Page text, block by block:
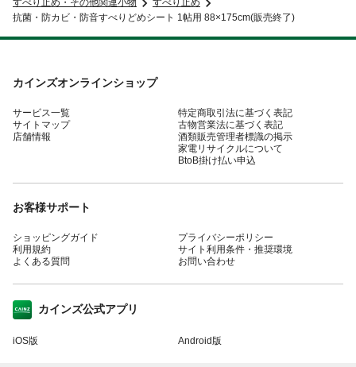
すべり止め・その他関連小物
すべり止め
抗菌・防カビ・防音すべりどめシート 1帖用 88×175cm(販売終了)
カインズオンラインショップ
サービス一覧
サイトマップ
店舗情報
特定商取引法に基づく表記
古物営業法に基づく表記
酒類販売管理者標識の掲示
家電リサイクルについて
BtoB掛け払い申込
お客様サポート
ショッピングガイド
利用規約
よくある質問
プライバシーポリシー
サイト利用条件・推奨環境
お問い合わせ
カインズ公式アプリ
iOS版 Android版